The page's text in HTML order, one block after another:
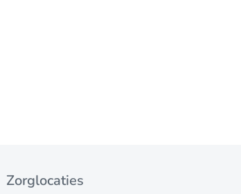
Zorglocaties